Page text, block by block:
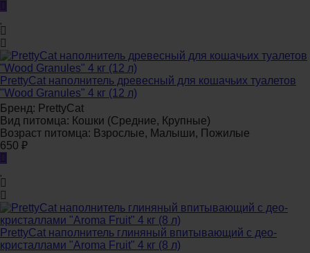
PrettyCat наполнитель древесный для кошачьих туалетов
"Wood Granules" 4 кг (12 л)
Бренд: PrettyCat
Вид питомца: Кошки (Средние, Крупные)
Возраст питомца: Взрослые, Малыши, Пожилые
650 ₽
PrettyCat наполнитель глиняный впитывающий с део-
кристаллами "Aroma Fruit" 4 кг (8 л)